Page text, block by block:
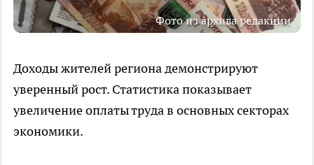
Фото из архива редакции
Доходы жителей региона демонстрируют
уверенный рост. Статистика показывает
увеличение оплаты труда в основных секторах
экономики.